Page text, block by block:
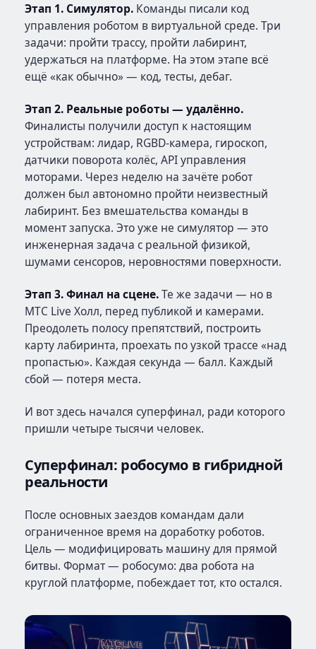
Этап 1. Симулятор. Команды писали код
управления роботом в виртуальной среде. Три
задачи: пройти трассу, пройти лабиринт,
удержаться на платформе. На этом этапе всё
ещё «как обычно» — код, тесты, дебаг.
Этап 2. Реальные роботы — удалённо.
Финалисты получили доступ к настоящим
устройствам: лидар, RGBD-камера, гироскоп,
датчики поворота колёс, API управления
моторами. Через неделю на зачёте робот
должен был автономно пройти неизвестный
лабиринт. Без вмешательства команды в
момент запуска. Это уже не симулятор — это
инженерная задача с реальной физикой,
шумами сенсоров, неровностями поверхности.
Этап 3. Финал на сцене.Те же задачи — но в
МТС Live Холл, перед публикой и камерами.
Преодолеть полосу препятствий, построить
карту лабиринта, проехать по узкой трассе «над
пропастью». Каждая секунда — балл. Каждый
сбой — потеря места.
И вот здесь начался суперфинал, ради которого
пришли четыре тысячи человек.
Суперфинал: робосумо в гибридной
реальности
После основных заездов командам дали
ограниченное время на доработку роботов.
Цель — модифицировать машину для прямой
битвы. Формат — робосумо: два робота на
круглой платформе, побеждает тот, кто остался.